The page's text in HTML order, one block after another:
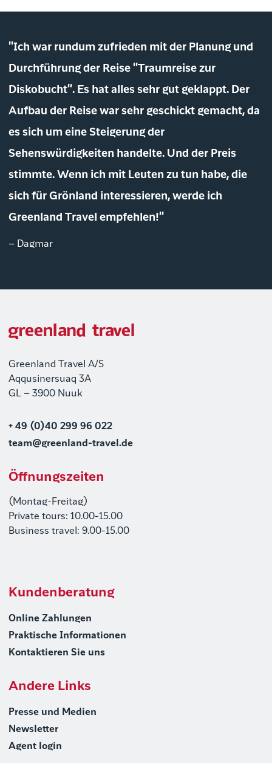
"Ich war rundum zufrieden mit der Planung und
Durchführung der Reise "Traumreise zur
Diskobucht". Es hat alles sehr gut geklappt. Der
Aufbau der Reise war sehr geschickt gemacht, da
es sich um eine Steigerung der
Sehenswürdigkeiten handelte. Und der Preis
stimmte. Wenn ich mit Leuten zu tun habe, die
sich für Grönland interessieren, werde ich
Greenland Travel empfehlen!"
– Dagmar
Greenland Travel A/S
Aqqusinersuaq 3A
GL – 3900 Nuuk
+ 49 (0)40 299 96 022
team@greenland-travel.de
Öffnungszeiten
(Montag-Freitag)
Private tours: 10.00-15.00
Business travel: 9.00-15.00
Kundenberatung
Online Zahlungen
Praktische Informationen
Kontaktieren Sie uns
Andere Links
Presse und Medien
Newsletter
Agent login